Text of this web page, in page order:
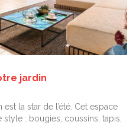
jardin
la star de l’été. Cet espace
: bougies, coussins, tapis,